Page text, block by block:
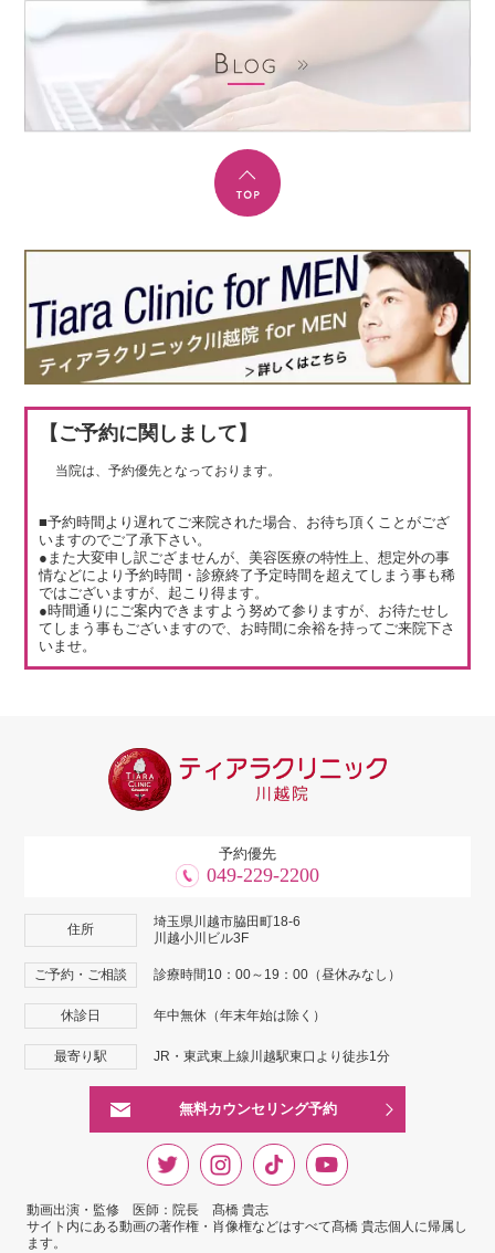
【ご予約に関しまして】
当院は、予約優先となっております。
■予約時間より遅れてご来院された場合、お待ち頂くことがござ
いますのでご了承下さい。
●また大変申し訳ござませんが、美容医療の特性上、想定外の事
情などにより予約時間・診療終了予定時間を超えてしまう事も稀
ではございますが、起こり得ます。
●時間通りにご案内できますよう努めて参りますが、お待たせし
てしまう事もございますので、お時間に余裕を持ってご来院下さ
いませ。
予約優先
049-229-2200
住所
埼玉県川越市脇田町18-6
川越小川ビル3F
ご予約・ご相談 診療時間10：00～19：00（昼休みなし）
休診日 年中無休（年末年始は除く）
最寄り駅 JR・東武東上線川越駅東口より徒歩1分
無料カウンセリング予約
動画出演・監修 医師：院長 髙橋 貴志
サイト内にある動画の著作権・肖像権などはすべて髙橋 貴志個人に帰属し
ます。